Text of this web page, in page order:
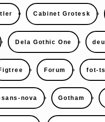
Cabinet Grotesk
Dela Gothic One
Forum fot-
nova Gotham